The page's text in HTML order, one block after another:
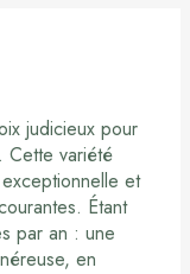
judicieux pour
Cette variété
et
Étant
par an : une
en